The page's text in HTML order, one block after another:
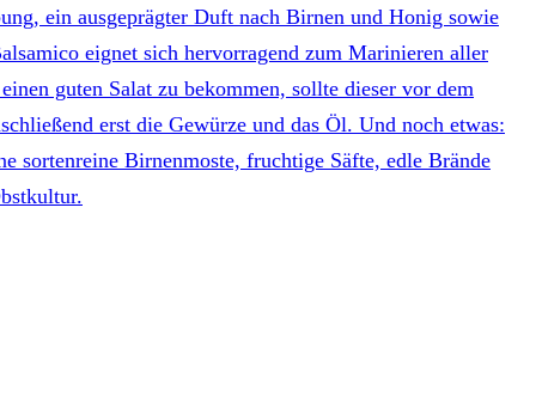
ein ausgeprägter Duft nach Birnen und Honig sowie
eignet sich hervorragend zum Marinieren aller
guten Salat zu bekommen, sollte dieser vor dem
erst die Gewürze und das Öl. Und noch etwas:
sortenreine Birnenmoste, fruchtige Säfte, edle Brände